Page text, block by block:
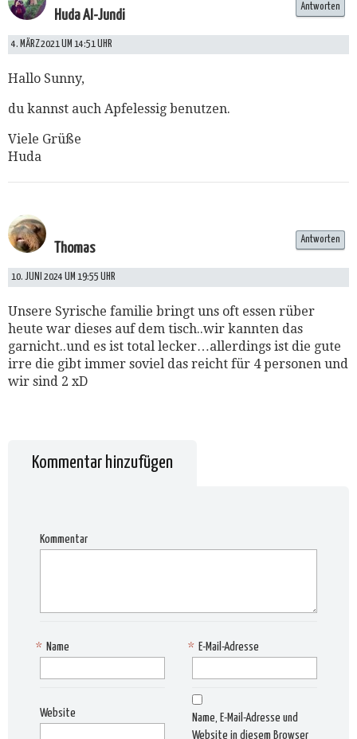
Huda Al-Jundi
4. MÄRZ 2021 UM 14:51 UHR
Hallo Sunny,
du kannst auch Apfelessig benutzen.
Viele Grüße
Huda
Antworten
Thomas
10. JUNI 2024 UM 19:55 UHR
Unsere Syrische familie bringt uns oft essen rüber
heute war dieses auf dem tisch..wir kannten das
garnicht..und es ist total lecker…allerdings ist die gute
irre die gibt immer soviel das reicht für 4 personen und
wir sind 2 xD
Antworten
Kommentar hinzufügen
Kommentar
Name
* E-Mail-Adresse
*
Website
Name, E-Mail-Adresse und
Website in diesem Browser